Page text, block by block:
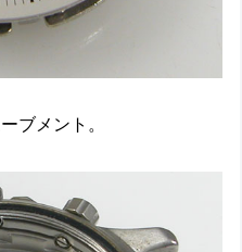
ブメント。